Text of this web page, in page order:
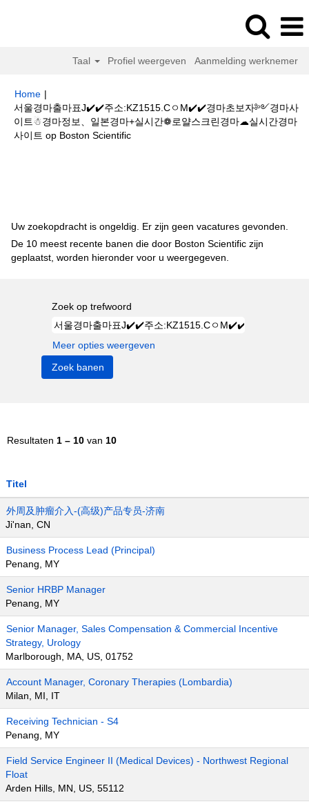
Taal Profiel weergeven Aanmelding werknemer
Home |
서울경마출마표J✔️✔️주소:KZ1515.CㅇM✔️✔️경마초보자༻경마사
이트☃경마정보、일본경마+실시간❁로얄스크린경마☁실시간경마
사이트 op Boston Scientific(huidige
Uw zoekopdracht is ongeldig. Er zijn geen vacatures gevonden.
De 10 meest recente banen die door Boston Scientific zijn
geplaatst, worden hieronder voor u weergegeven.
Zoek op trefwoord
Meer opties weergeven
Resultaten 1 – 10 van 10
Titel
外周及肿瘤介入-(高级)产品专员-济南
Ji'nan, CN
Business Process Lead (Principal)
Penang, MY
Senior HRBP Manager
Penang, MY
Senior Manager, Sales Compensation & Commercial Incentive
Strategy, Urology
Marlborough, MA, US, 01752
Account Manager, Coronary Therapies (Lombardia)
Milan, MI, IT
Receiving Technician - S4
Penang, MY
Field Service Engineer II (Medical Devices) - Northwest Regional
Float
Arden Hills, MN, US, 55112